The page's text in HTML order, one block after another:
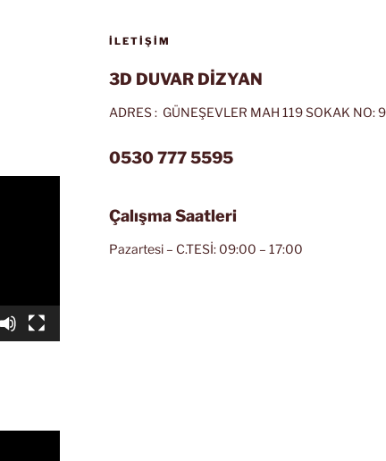
İLETIŞIM
3D DUVAR DİZYAN
ADRES : GÜNEŞEVLER MAH 119 SOKAK NO:
0530 777 5595
Çalışma Saatleri
Pazartesi – C.TESİ: 09:00 – 17:00